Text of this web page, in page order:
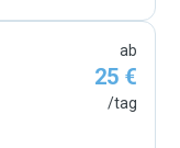
ab
25 €
/tag